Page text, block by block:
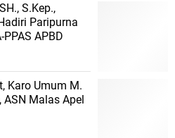
S.Kep.,
Paripurna
APBD
Karo Umum M.
Malas Apel